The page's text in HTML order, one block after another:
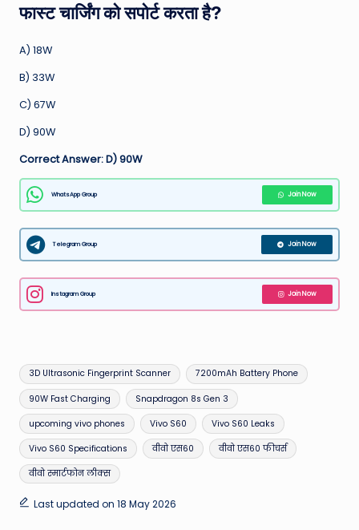
फास्ट चार्जिंग को सपोर्ट करता है?
A) 18W
B) 33W
C) 67W
D) 90W
Correct Answer: D) 90W
WhatsApp Group Join Now
Telegram Group Join Now
Instagram Group Join Now
Tags:
3D Ultrasonic Fingerprint Scanner 7200mAh Battery Phone
90W Fast Charging Snapdragon 8s Gen 3
upcoming vivo phones Vivo S60 Vivo S60 Leaks
Vivo S60 Specifications वीवो एस60 वीवो एस60 फीचर्स
वीवो स्मार्टफोन लीक्स
Last updated on 18 May 2026